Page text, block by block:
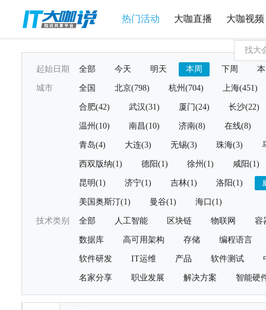
热门活动 大咖直播 大咖视频
起始日期 全部 今天 明天 本周 下周
城市 全国 北京(798) 杭州(704) 上海(451)
合肥(42) 武汉(31) 厦门(24) 长沙(22)
温州(10) 南昌(10) 济南(8) 在线(8)
青岛(4) 大连(3) 无锡(3) 珠海(3)
西双版纳(1) 德阳(1) 徐州(1) 咸阳(1)
昆明(1) 济宁(1) 吉林(1) 洛阳(1)
美国奥斯汀(1) 曼谷(1) 海口(1)
技术类别 全部 人工智能 区块链 物联网 容
数据库 高可用架构 存储 编程语言
软件研发 IT运维 产品 软件测试
名家分享 职业发展 解决方案 智能硬